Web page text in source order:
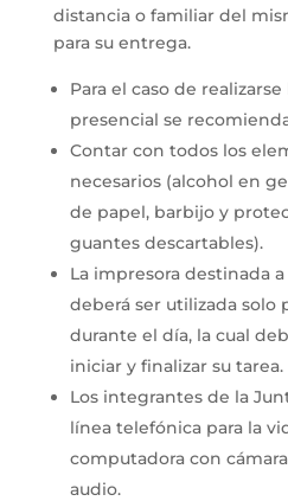
distancia o familiar del
para su entrega.
Para el caso de
presencial se
Contar con todos los
necesarios (alcohol en
de papel, barbijo y
guantes descartables).
La impresora destinada
deberá ser utilizada solo
durante el día, la cual
iniciar y finalizar su tarea.
Los integrantes de la
línea telefónica para la
computadora con
audio.